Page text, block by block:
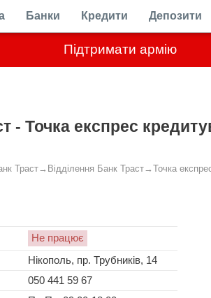
Підтримати армію
Банки Кредити Депозити
- Точка експрес
Траст→ Відділення Банк Траст→ Точка
Не працює
Нікополь, пр. Трубників, 14
050 441 59 67